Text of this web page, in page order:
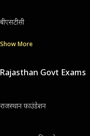
बीएसटीसी
Show More
Rajasthan Govt Exams
राजस्थान फाउंडेशन